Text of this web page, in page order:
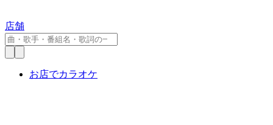
店舗
お店でカラオケ